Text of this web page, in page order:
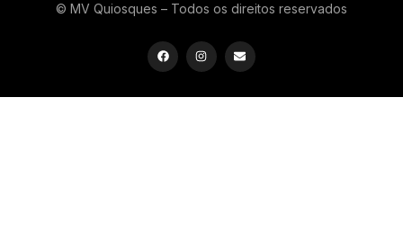
© MV Quiosques – Todos os direitos reservados